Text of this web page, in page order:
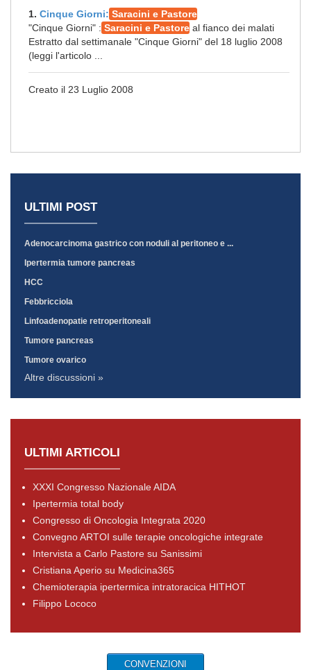
1. Cinque Giorni: Saracini e Pastore
"Cinque Giorni" : Saracini e Pastore al fianco dei malati
Estratto dal settimanale "Cinque Giorni" del 18 luglio 2008
(leggi l'articolo ...
Creato il 23 Luglio 2008
ULTIMI POST
Adenocarcinoma gastrico con noduli al peritoneo e ...
Ipertermia tumore pancreas
HCC
Febbricciola
Linfoadenopatie retroperitoneali
Tumore pancreas
Tumore ovarico
Altre discussioni »
ULTIMI ARTICOLI
XXXI Congresso Nazionale AIDA
Ipertermia total body
Congresso di Oncologia Integrata 2020
Convegno ARTOI sulle terapie oncologiche integrate
Intervista a Carlo Pastore su Sanissimi
Cristiana Aperio su Medicina365
Chemioterapia ipertermica intratoracica HITHOT
Filippo Lococo
CONVENZIONI